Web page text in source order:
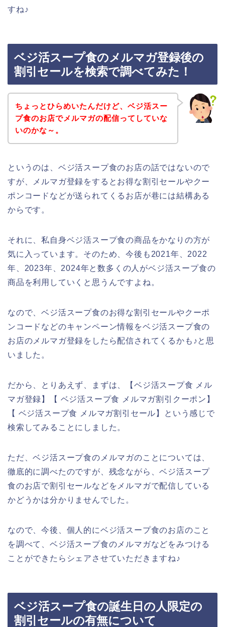
すね♪
ベジ活スープ食のメルマガ登録後の
割引セールを検索で調べてみた！
ちょっとひらめいたんだけど、ベジ活スー
プ食のお店でメルマガの配信ってしていな
いのかな～。
というのは、ベジ活スープ食のお店の話ではないので
すが、メルマガ登録をするとお得な割引セールやクー
ポンコードなどが送られてくるお店が巷には結構ある
からです。
それに、私自身ベジ活スープ食の商品をかなりの方が
気に入っています。そのため、今後も2021年、2022
年、2023年、2024年と数多くの人がベジ活スープ食の
商品を利用していくと思うんですよね。
なので、ベジ活スープ食のお得な割引セールやクーポ
ンコードなどのキャンペーン情報をベジ活スープ食の
お店のメルマガ登録をしたら配信されてくるかも♪と思
いました。
だから、とりあえず、まずは、【ベジ活スープ食 メル
マガ登録】【 ベジ活スープ食 メルマガ割引クーポン】
【 ベジ活スープ食 メルマガ割引セール】という感じで
検索してみることにしました。
ただ、ベジ活スープ食のメルマガのことについては、
徹底的に調べたのですが、残念ながら、ベジ活スープ
食のお店で割引セールなどをメルマガで配信している
かどうかは分かりませんでした。
なので、今後、個人的にベジ活スープ食のお店のこと
を調べて、ベジ活スープ食のメルマガなどをみつける
ことができたらシェアさせていただきますね♪
ベジ活スープ食の誕生日の人限定の
割引セールの有無について